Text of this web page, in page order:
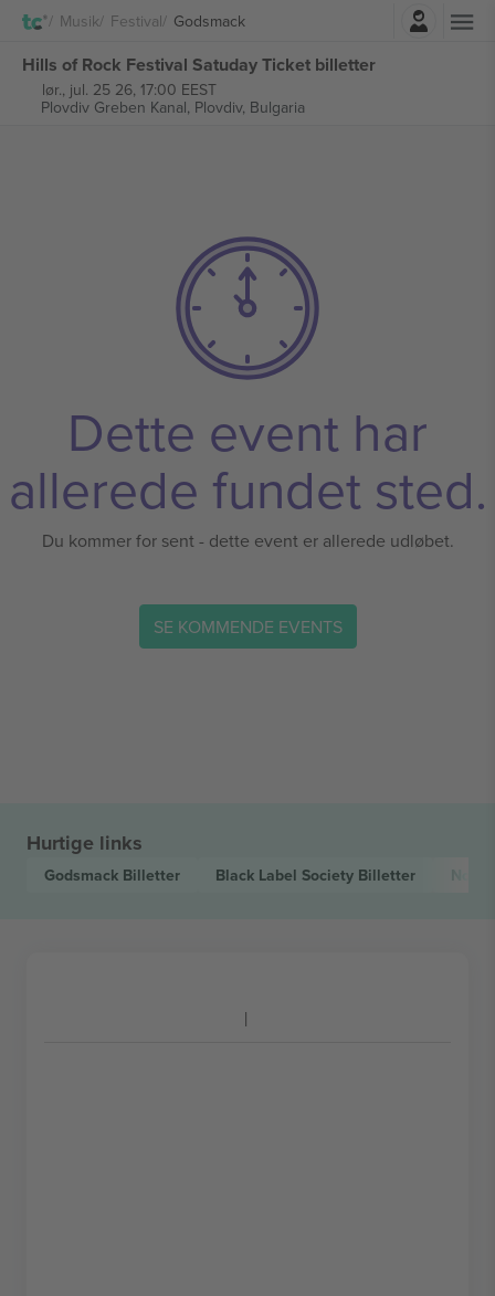
Musik Festival Godsmack
Hills of Rock Festival Satuday Ticket billetter
lør., jul. 25 26, 17:00 EEST
Plovdiv Greben Kanal, Plovdiv, Bulgaria
Dette event har
allerede fundet sted.
Du kommer for sent - dette event er allerede udløbet.
SE KOMMENDE EVENTS
Hurtige links
Godsmack Billetter Black Label Society Billetter